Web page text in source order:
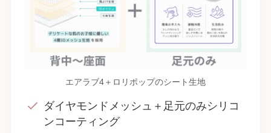
エアラブ4＋ロリポップのシート生地
ダイヤモンドメッシュ＋足元のみシリコ
ンコーティング